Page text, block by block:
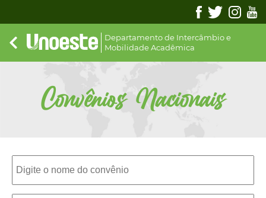
Departamento de Intercâmbio e
Mobilidade Acadêmica
Convênios Nacionais